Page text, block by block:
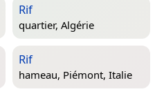
Rif
quartier, Algérie
Rif
hameau, Piémont, Italie